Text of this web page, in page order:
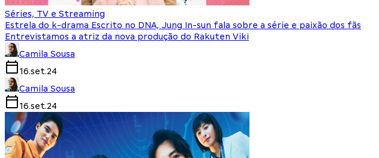
Séries, TV e Streaming
Estrela do k-drama Escrito no DNA, Jung In-sun fala sobre a série e paixão dos fãs
Entrevistamos a atriz da nova produção do Rakuten Viki
Camila Sousa
16.set.24
Camila Sousa
16.set.24